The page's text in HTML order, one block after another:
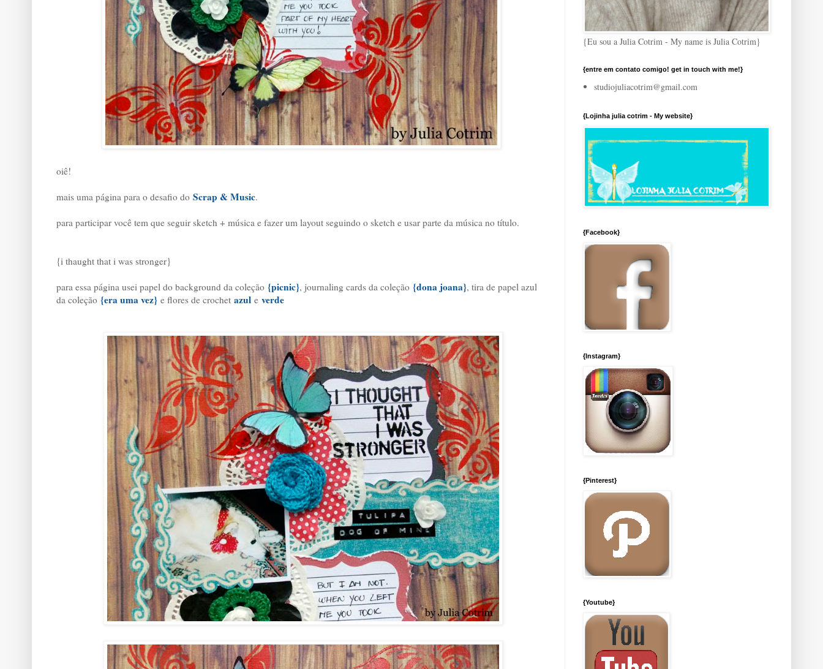
oiê!
mais uma página para o desafio do Scrap & Music.
para participar você tem que seguir sketch + música e fazer um layout seguindo o sketch e usar parte da música no título.
{i thaught that i was stronger}
para essa página usei papel do background da coleção {picnic}, journaling cards da coleção {dona joana}, tira de papel azul
da coleção {era uma vez} e flores de crochet azul e verde
{Eu sou a Julia Cotrim - My name is Julia Cotrim}
{entre em contato comigo! get in touch with me!}
studiojuliacotrim@gmail.com
{Lojinha julia cotrim - My website}
{Facebook}
{Instagram}
{Pinterest}
{Youtube}